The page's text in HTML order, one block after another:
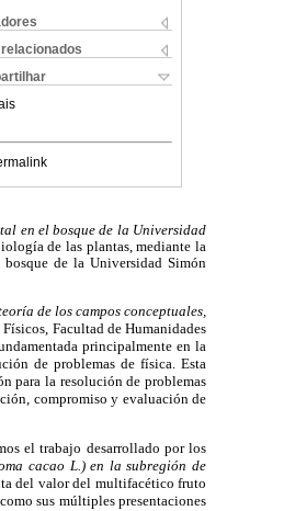
en el bosque de la Universidad
de las plantas, mediante la
de la Universidad Simón
de los campos conceptuales,
Facultad de Humanidades
principalmente en la
de problemas de física. Esta
para la resolución de problemas
compromiso y evaluación de
el trabajo desarrollado por los
cacao L.) en la subregión de
del valor del multifacético fruto
sus múltiples presentaciones